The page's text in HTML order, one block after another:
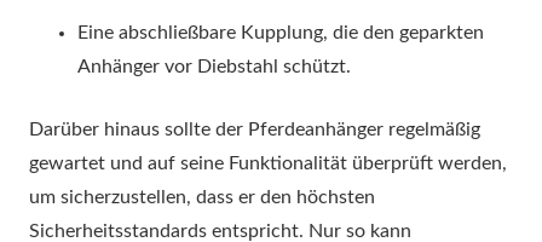
Eine abschließbare Kupplung, die den geparkten
Anhänger vor Diebstahl schützt.
Darüber hinaus sollte der Pferdeanhänger regelmäßig
gewartet und auf seine Funktionalität überprüft werden,
um sicherzustellen, dass er den höchsten
Sicherheitsstandards entspricht. Nur so kann